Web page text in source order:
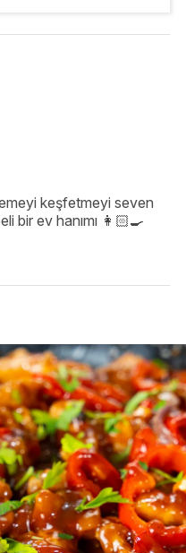
keşfetmeyi seven
bir ev hanımı 👩🏻‍🍳